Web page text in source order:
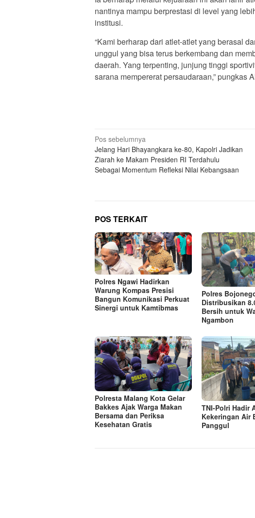
nantinya mampu berprestasi di level yang
institusi.
“Kami berharap dari atlet-atlet yang berasal
unggul yang bisa terus berkembang dan
daerah. Yang terpenting, junjung tinggi
sarana mempererat persaudaraan,” pungkas
Navigasi
pos
Pos sebelumnya
Jelang Hari Bhayangkara ke-80, Kapolri Jadikan
Ziarah ke Makam Presiden RI Terdahulu
Sebagai Momentum Refleksi Nilai Kebangsaan
POS TERKAIT
Polres Ngawi Hadirkan
Warung Kompas Presisi
Bangun Komunikasi Perkuat
Sinergi untuk Kamtibmas
Polres
Distribusikan
Bersih untuk
Ngambon
Polresta Malang Kota Gelar
Bakkes Ajak Warga Makan
Bersama dan Periksa
Kesehatan Gratis
TNI-Polri Hadir
Kekeringan Air
Panggul